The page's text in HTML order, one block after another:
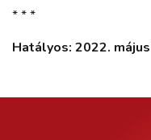
* * *
Hatályos: 2022.